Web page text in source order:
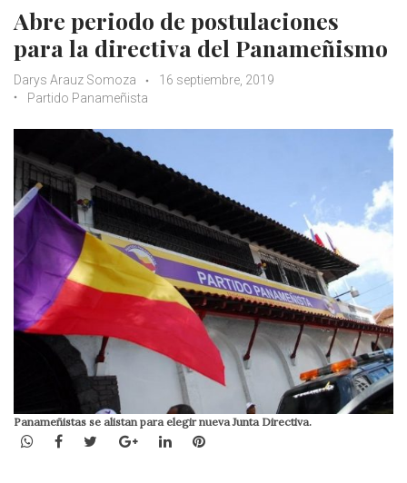
Abre periodo de postulaciones
para la directiva del Panameñismo
Darys Arauz Somoza
16 septiembre, 2019
Partido Panameñista
Panameñistas se alistan para elegir nueva Junta Directiva.
WhatsApp
Facebook
TwitterGoogle+LinkedInPinterest